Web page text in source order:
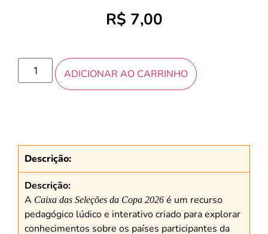
R$ 7,00
ADICIONAR AO CARRINHO
Descrição:
Descrição:
A Caixa das Seleções da Copa 2026 é um recurso
pedagógico lúdico e interativo criado para explorar
conhecimentos sobre os países participantes da